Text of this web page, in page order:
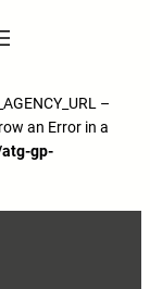
–
an Error in a
gp-